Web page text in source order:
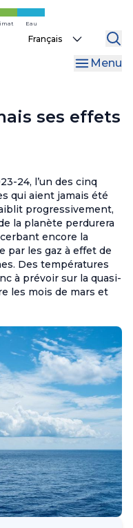
Eau
Select
Menu
ses effets
24, l’un des cinq
qui aient jamais été
progressivement,
la planète perdurera
encore la
par les gaz à effet de
Des températures
à prévoir sur la quasi-
les mois de mars et